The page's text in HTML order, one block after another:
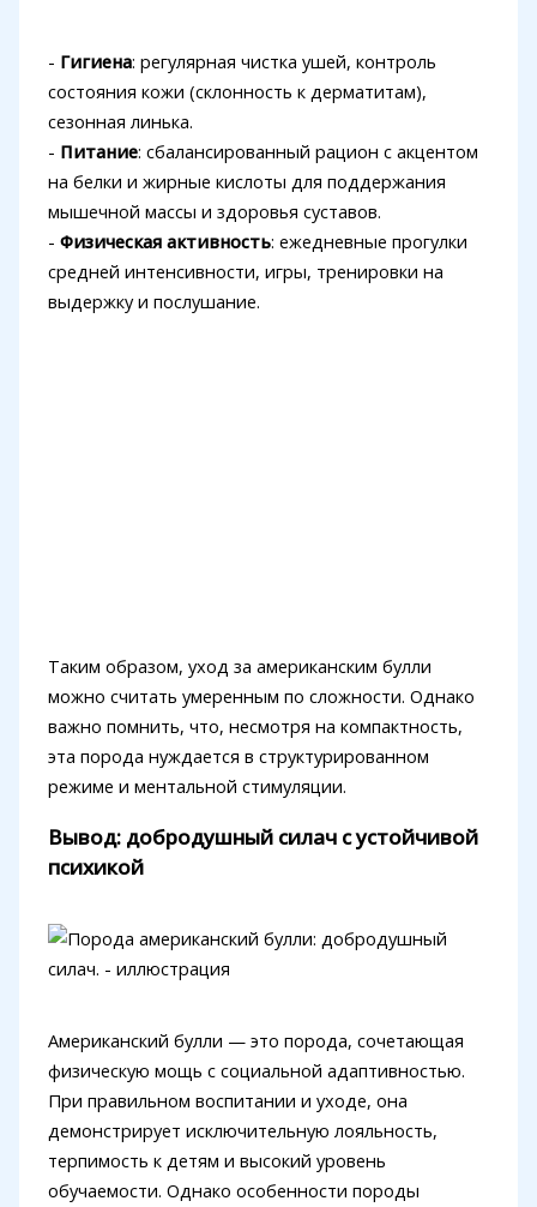
- Гигиена: регулярная чистка ушей, контроль
состояния кожи (склонность к дерматитам),
сезонная линька.
- Питание: сбалансированный рацион с акцентом
на белки и жирные кислоты для поддержания
мышечной массы и здоровья суставов.
- Физическая активность: ежедневные прогулки
средней интенсивности, игры, тренировки на
выдержку и послушание.
Таким образом, уход за американским булли
можно считать умеренным по сложности. Однако
важно помнить, что, несмотря на компактность,
эта порода нуждается в структурированном
режиме и ментальной стимуляции.
Вывод: добродушный силач с устойчивой
психикой
Американский булли — это порода, сочетающая
физическую мощь с социальной адаптивностью.
При правильном воспитании и уходе, она
демонстрирует исключительную лояльность,
терпимость к детям и высокий уровень
обучаемости. Однако особенности породы